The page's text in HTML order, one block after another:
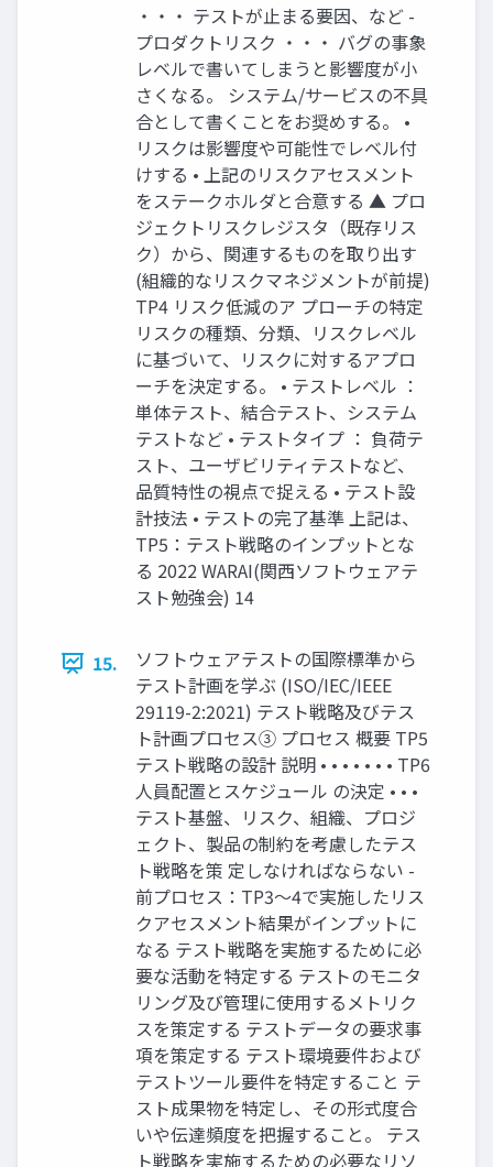
・・・ テストが止まる要因、など -
プロダクトリスク ・・・ バグの事象
レベルで書いてしまうと影響度が小
さくなる。 システム/サービスの不具
合として書くことをお奨めする。 •
リスクは影響度や可能性でレベル付
けする • 上記のリスクアセスメント
をステークホルダと合意する ▲ プロ
ジェクトリスクレジスタ（既存リス
ク）から、関連するものを取り出す
(組織的なリスクマネジメントが前提)
TP4 リスク低減のア プローチの特定
リスクの種類、分類、リスクレベル
に基づいて、リスクに対するアプロ
ーチを決定する。 • テストレベル ：
単体テスト、結合テスト、システム
テストなど • テストタイプ ： 負荷テ
スト、ユーザビリティテストなど、
品質特性の視点で捉える • テスト設
計技法 • テストの完了基準 上記は、
TP5：テスト戦略のインプットとな
る 2022 WARAI(関西ソフトウェアテ
スト勉強会) 14
15.
ソフトウェアテストの国際標準から
テスト計画を学ぶ (ISO/IEC/IEEE
29119-2:2021) テスト戦略及びテス
ト計画プロセス③ プロセス 概要 TP5
テスト戦略の設計 説明 • • • • • • • TP6
人員配置とスケジュール の決定 • • •
テスト基盤、リスク、組織、プロジ
ェクト、製品の制約を考慮したテス
ト戦略を策 定しなければならない -
前プロセス：TP3～4で実施したリス
クアセスメント結果がインプットに
なる テスト戦略を実施するために必
要な活動を特定する テストのモニタ
リング及び管理に使用するメトリク
スを策定する テストデータの要求事
項を策定する テスト環境要件および
テストツール要件を特定すること テ
スト成果物を特定し、その形式度合
いや伝達頻度を把握すること。 テス
ト戦略を実施するための必要なリソ